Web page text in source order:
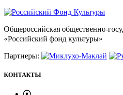
Общероссийская общественно-
«Российский фонд культуры»
Партнеры:
КОНТАКТЫ